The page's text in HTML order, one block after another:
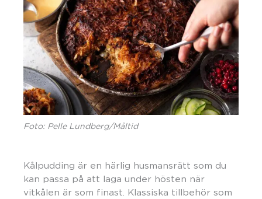
Foto: Pelle Lundberg/Måltid
Kålpudding är en härlig husmansrätt som du
kan passa på att laga under hösten när
vitkålen är som finast. Klassiska tillbehör som